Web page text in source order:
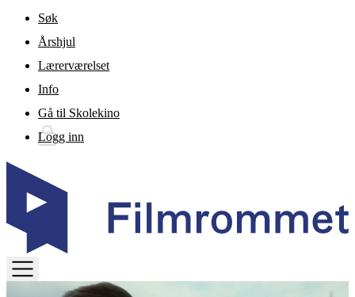
Gå til hovedinnhold
Søk
Årshjul
Lærerværelset
Info
Gå til Skolekino
Logg inn